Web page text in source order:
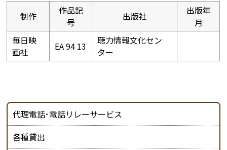
制作
作品記
号
出版社
出版年
月
毎日映
画社
EA 94 13
聴力情報文化セン
ター
代理電話･電話リレーサービス
各種貸出